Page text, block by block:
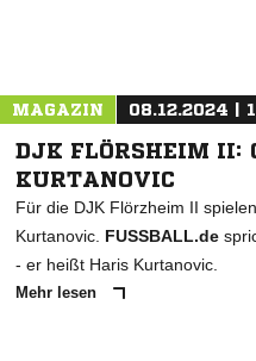
MAGAZIN 08.12.2024 |
DJK FLÖRSHEIM II:
KURTANOVIC
Für die DJK Flörzheim II
Kurtanovic. FUSSBALL.de
- er heißt Haris Kurtanovic.
Mehr lesen